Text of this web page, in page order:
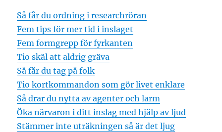
Så får du ordning i researchröran
Fem tips för mer tid i inslaget
Fem formgrepp för fyrkanten
Tio skäl att aldrig gräva
Så får du tag på folk
Tio kortkommandon som gör livet enklare
Så drar du nytta av agenter och larm
Öka närvaron i ditt inslag med hjälp av ljud
Stämmer inte uträkningen så är det ljug